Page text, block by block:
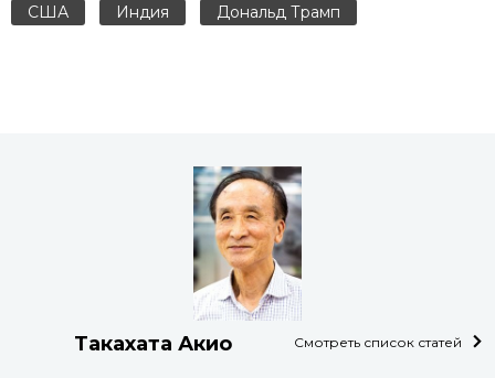
США Индия Дональд Трамп
Такахата Акио Смотреть список статей